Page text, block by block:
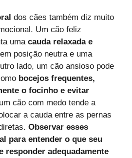
dos cães também diz muito
Um cão feliz
uma cauda relaxada e
posição neutra e uma
lado, um cão ansioso pode
bocejos frequentes,
o focinho e evitar
cão com medo tende a
a cauda entre as pernas
Observar esses
para entender o que seu
responder adequadamente